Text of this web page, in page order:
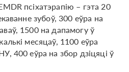
псіхатэрапію – гэта 20
зубоў, 300 еўра на
1500 на дапамогу ў
месяцаў, 1100 еўра
400 еўра на збор дзіцяці ў